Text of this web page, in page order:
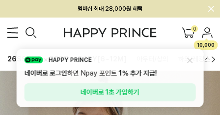
멤버십 최대 28,000원 혜택
0
10,000
26SS 신상 BEST BABY[6~12M] 하의/레깅스
HAPPY PRINCE
네이버로 로그인하면 Npay 포인트1%추가 지급!
네이버로 1초 가입하기